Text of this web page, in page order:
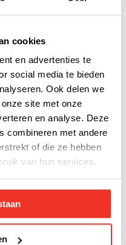
cookies
en advertenties te
social media te bieden
Ook delen we
site met onze
en analyse. Deze
combineren met andere
of die ze hebben
van hun services.
Onze
maar ook
of hospitality services.
instantie gastheer of -
in als beveiliger.
contact met ons op:
en alarmsystemen)